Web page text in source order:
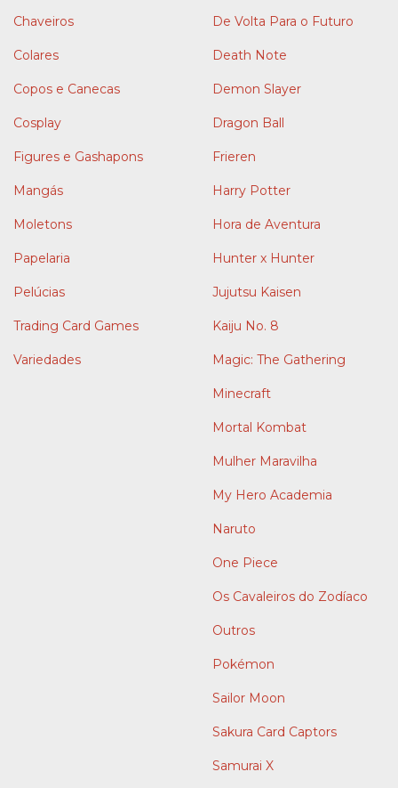
Chaveiros
Colares
Copos e Canecas
Cosplay
Figures e Gashapons
Mangás
Moletons
Papelaria
Pelúcias
Trading Card Games
Variedades
De Volta Para o Futuro
Death Note
Demon Slayer
Dragon Ball
Frieren
Harry Potter
Hora de Aventura
Hunter x Hunter
Jujutsu Kaisen
Kaiju No. 8
Magic: The Gathering
Minecraft
Mortal Kombat
Mulher Maravilha
My Hero Academia
Naruto
One Piece
Os Cavaleiros do Zodíaco
Outros
Pokémon
Sailor Moon
Sakura Card Captors
Samurai X